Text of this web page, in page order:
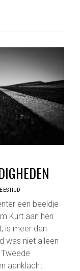
een beeldje
Kurt aan hen
is meer dan
was niet alleen
aanklacht